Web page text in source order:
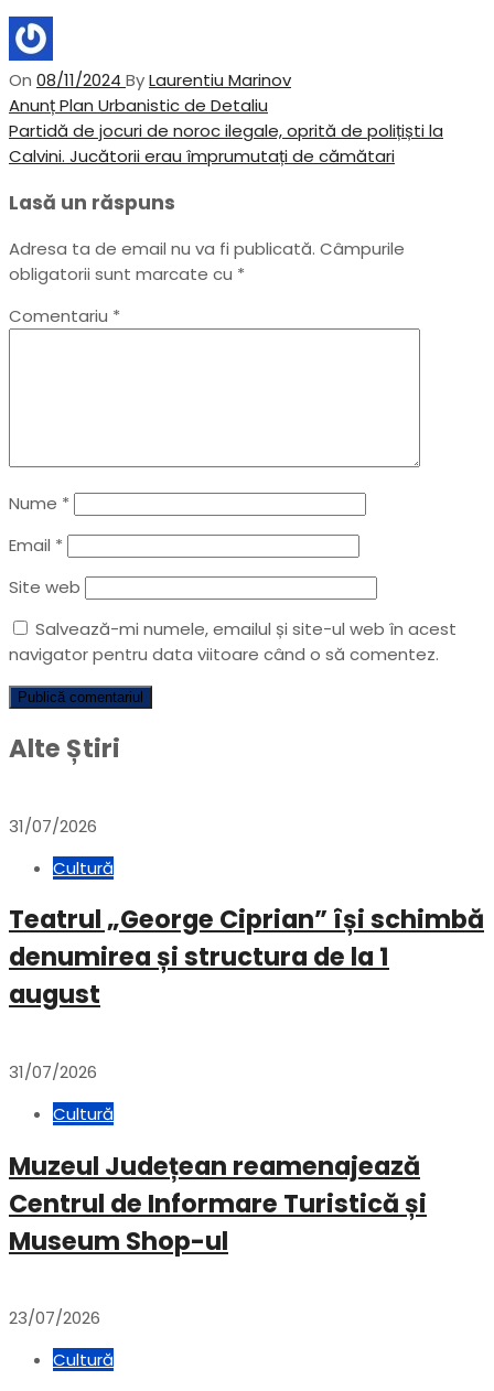
On 08/11/2024 ByLaurentiu Marinov
Navigare
în
articole
Previous
Post
Anunț Plan Urbanistic de Detaliu
Next
Post
Partidă de jocuri de noroc ilegale, oprită de polițiști la
Calvini. Jucătorii erau împrumutați de cămătari
Lasă un răspuns
Adresa ta de email nu va fi publicată. Câmpurile
obligatorii sunt marcate cu *
Comentariu *
Nume *
Email *
Site web
Salvează-mi numele, emailul și site-ul web în acest
navigator pentru data viitoare când o să comentez.
Alte Știri
31/07/2026
Cultură
Teatrul „George Ciprian” își schimbă
denumirea și structura de la 1
august
31/07/2026
Cultură
Muzeul Județean reamenajează
Centrul de Informare Turistică și
Museum Shop-ul
23/07/2026
Cultură